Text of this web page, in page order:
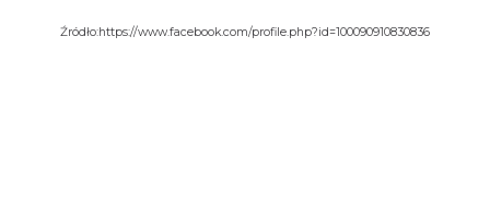
Źródło:https://www.facebook.com/profile.php?id=100090910830836